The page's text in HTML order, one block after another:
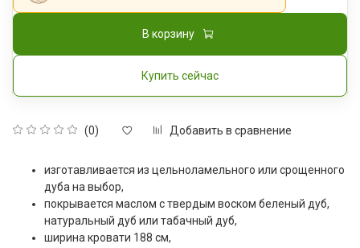
(0) Добавить в сравнение
В корзину
Купить сейчас
изготавливается из цельноламельного или срощенного
дуба на выбор,
покрывается маслом с твердым воском беленый дуб,
натуральный дуб или табачный дуб,
ширина кровати 188 см,